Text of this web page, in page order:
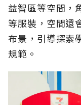
益智區等空間，
等服裝，空間還
布景，引導探索
規範。